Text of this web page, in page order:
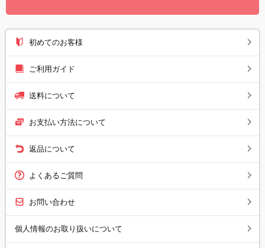
初めてのお客様
ご利用ガイド
送料について
お支払い方法について
返品について
よくあるご質問
お問い合わせ
個人情報のお取り扱いについて